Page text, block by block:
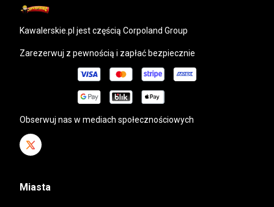
kawalerskie.pl jest częścią Corpoland Group
Zarezerwuj z pewnością i zapłać bezpiecznie
Obserwuj nas w mediach społecznościowych
Miasta